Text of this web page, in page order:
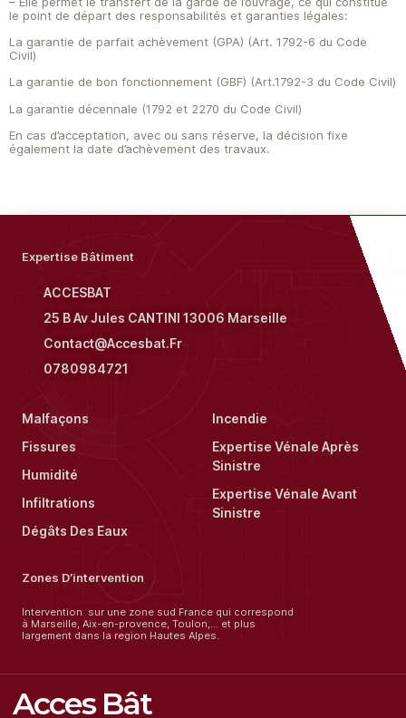
le point de départ des responsabilités et garanties légales:
La garantie de parfait achèvement (GPA) (Art. 1792-6 du Code
Civil)
La garantie de bon fonctionnement (GBF) (Art.1792-3 du Code Civil)
La garantie décennale (1792 et 2270 du Code Civil)
En cas d’acceptation, avec ou sans réserve, la décision fixe
également la date d’achèvement des travaux.
Expertise Bâtiment
ACCESBAT
25 B Av Jules CANTINI 13006 Marseille
Contact@accesbat.fr
0780984721
Malfaçons
Fissures
Humidité
Infiltrations
Dégâts Des Eaux
Incendie
Expertise Vénale Après
Sinistre
Expertise Vénale Avant
Sinistre
Zones D’intervention
Intervention sur une zone sud France qui correspond
à Marseille, Aix-en-provence, Toulon,… et plus
largement dans la region Hautes Alpes.
Acces Bât